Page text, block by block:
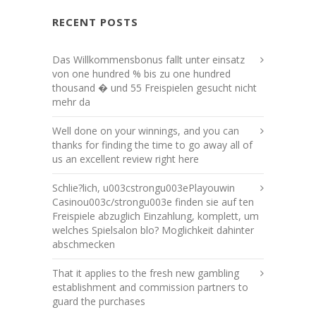
RECENT POSTS
Das Willkommensbonus fallt unter einsatz
von one hundred % bis zu one hundred
thousand � und 55 Freispielen gesucht nicht
mehr da
Well done on your winnings, and you can
thanks for finding the time to go away all of
us an excellent review right here
Schlie?lich, u003cstrongu003ePlayouwin
Casinou003c/strongu003e finden sie auf ten
Freispiele abzuglich Einzahlung, komplett, um
welches Spielsalon blo? Moglichkeit dahinter
abschmecken
That it applies to the fresh new gambling
establishment and commission partners to
guard the purchases